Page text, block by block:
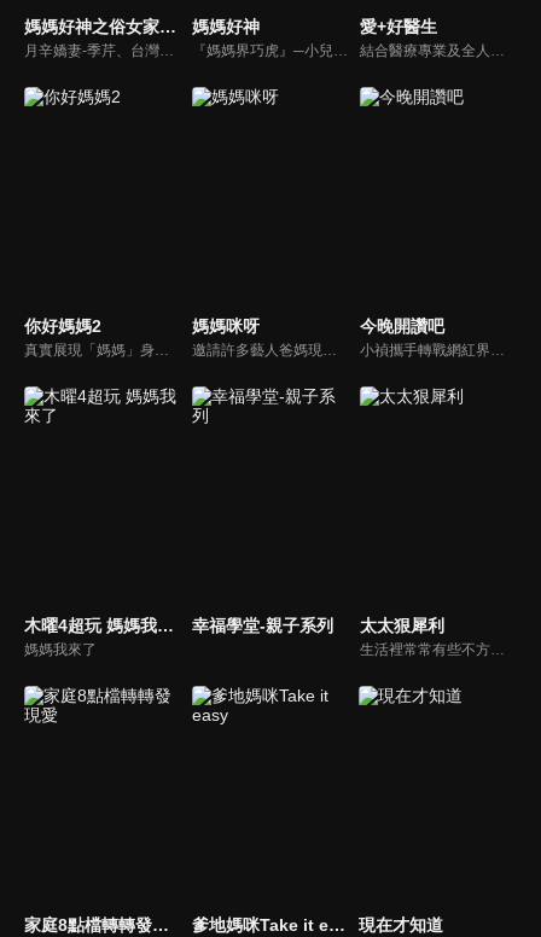
媽媽好神之俗女家務事 媽媽好神 愛+好醫生
你好媽媽2
真實展現「媽媽」身份的更多社會觸角，探討對「媽媽」概念的時代定義，探訪更多的當代媽媽。每期走進嘉賓生活，探討母親在家庭中、在自己生命中的位置。
媽媽咪呀
邀請許多藝人爸媽現身說法，與相關專家顧問共同討論分享，以談話的方式進行，對一人爸媽和名人家庭教育有興趣的朋友一定不能錯過。
今晚開讚吧
小禎攜手轉戰網紅界獲好評的羅時豐主持綜藝節目《今晚開讚吧》，節目嘗試創新互動式節目，帶動討論時事及創新的議題，打破傳統的談話模式，進而更貼近網路群眾。
木曜4超玩 媽媽我來了
媽媽我來了
幸福學堂-親子系列 太太狠犀利
生活裡常常有些不方便，但其實只要有一些小創意，就會讓生活變得更有趣，就讓美食達人焦志方與生活玩家巴鈺帶領專家們，告訴大家最即時、最便利、最實用的解決之道！
家庭8點檔轉轉發現愛 爹地媽咪Take it easy 現在才知道